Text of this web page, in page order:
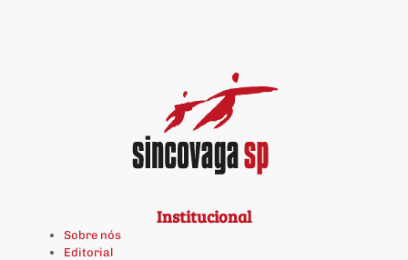
Institucional
Sobre nós
Editorial